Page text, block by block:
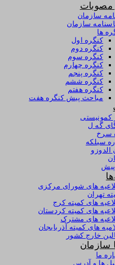
مصوبات
سازمان
سازمان
ها
کنگره اول
کنگره دوم
کنگره سوم
کنگره چهارم
کنگره پنجم
کنگره ششم
کنگره هفتم
مباحث پیش کنگره هفت
کمونیستی
گه ل
سرخ
سیلکه
الدوزو
پیش
های شورای مرکزی
تهران
های کمیته کرج
های کمیته کردستان
های مشترک
های کمیته آذربایجان
خارج کشور
سازمان
ما
ها و آدرس